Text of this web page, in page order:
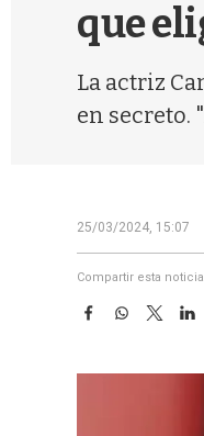
que
La actriz
en secreto.
25/03/2024, 15:07
Compartir esta noticia
F
e
W
t
T
w
t
L
k